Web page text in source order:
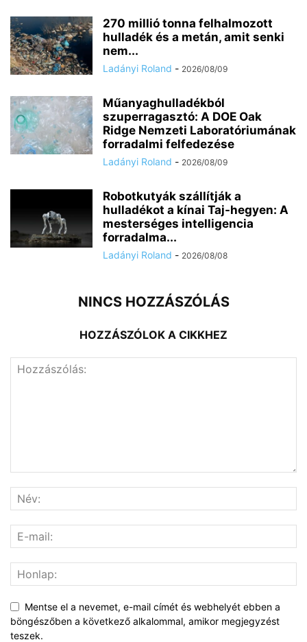
270 millió tonna felhalmozott
hulladék és a metán, amit senki
nem...
Ladányi Roland - 2026/08/09
Műanyaghulladékból
szuperragasztó: A DOE Oak
Ridge Nemzeti Laboratóriumának
forradalmi felfedezése
Ladányi Roland - 2026/08/09
Robotkutyák szállítják a
hulladékot a kínai Taj-hegyen: A
mesterséges intelligencia
forradalma...
Ladányi Roland - 2026/08/08
NINCS HOZZÁSZÓLÁS
HOZZÁSZÓLOK A CIKKHEZ
Mentse el a nevemet, e-mail címét és webhelyét ebben a
böngészőben a következő alkalommal, amikor megjegyzést
teszek.